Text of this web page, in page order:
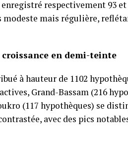
respectivement 93 et
mais régulière,
croissance en demi-teinte
à hauteur de 1102
Grand-Bassam (216
(117 hypothèques) se
avec des pics